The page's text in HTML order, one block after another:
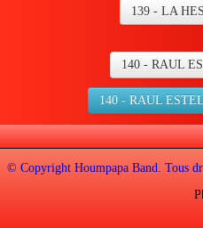
139 - LA
140 - RAUL
140 - RAUL
© Copyright Houmpapa Band. Tous